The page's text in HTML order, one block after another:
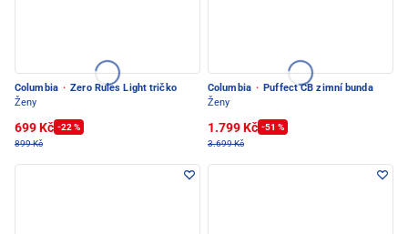
Columbia · Zero Rules Light tričko
Ženy
699 Kč -22 %
899 Kč
Columbia · Puffect CB zimní bunda
Ženy
1.799 Kč -51 %
3.699 Kč